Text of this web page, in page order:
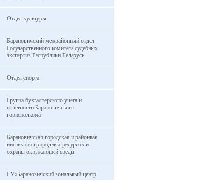
Отдел культуры
Барановичский межрайонный отдел
Государственного комитета судебных
экспертиз Республики Беларусь
Отдел спорта
Группа бухгалтерского учета и
отчетности Барановичского
горисполкома
Барановичская городская и районная
инспекция природных ресурсов и
охраны окружающей среды
ГУ«Барановичский зональный центр